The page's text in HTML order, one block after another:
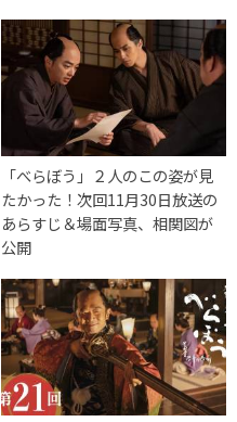
「べらぼう」２人のこの姿が見
たかった！次回11月30日放送の
あらすじ＆場面写真、相関図が
公開